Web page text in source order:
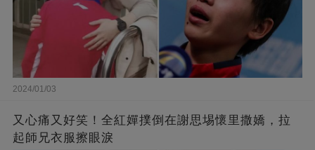
2024/01/03
又心痛又好笑！全紅嬋撲倒在謝思埸懷里撒嬌，拉
起師兄衣服擦眼淚